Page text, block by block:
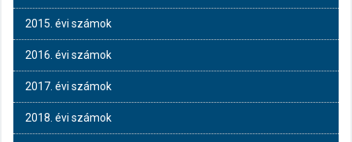
2015. évi számok
2016. évi számok
2017. évi számok
2018. évi számok